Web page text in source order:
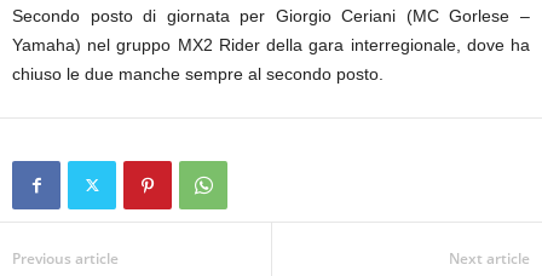
Secondo posto di giornata per Giorgio Ceriani (MC Gorlese –
Yamaha) nel gruppo MX2 Rider della gara interregionale, dove ha
chiuso le due manche sempre al secondo posto.
Previous article Next article